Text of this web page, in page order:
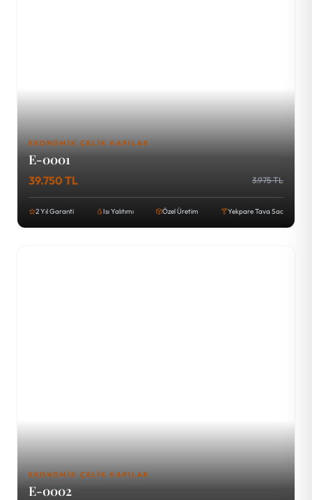
EKONOMIK ÇELIK KAPILAR
E-0001
39.750 TL 3.975 TL
2 Yıl Garanti Isı Yalıtımı Özel Üretim Yekpare Tava Sac
EKONOMIK ÇELIK KAPILAR
E-0002